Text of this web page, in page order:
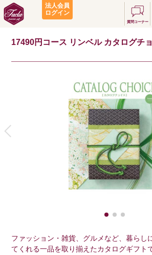
法人会員
ログイン
質問コーナー
17490円コース リンベル カタログチ
ファッション・雑貨、グルメなど、暮らし
てくれる一品を取り揃えたカタログギフト